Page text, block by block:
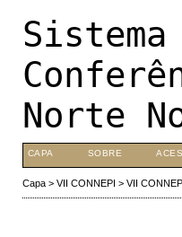
Norte
CAPA SOBRE
Capa> VII CONNEPI > VII